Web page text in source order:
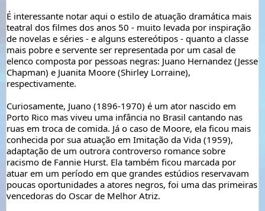
É interessante notar aqui o estilo de atuação dramática mais
teatral dos filmes dos anos 50 - muito levada por inspiração
de novelas e séries - e alguns estereótipos - quanto a classe
mais pobre e servente ser representada por um casal de
elenco composta por pessoas negras: Juano Hernandez (Jesse
Chapman) e Juanita Moore (Shirley Lorraine),
respectivamente.
Curiosamente, Juano (1896-1970) é um ator nascido em
Porto Rico mas viveu uma infância no Brasil cantando nas
ruas em troca de comida. Já o caso de Moore, ela ficou mais
conhecida por sua atuação em Imitação da Vida (1959),
adaptação de um outrora controverso romance sobre
racismo de Fannie Hurst. Ela também ficou marcada por
atuar em um período em que grandes estúdios reservavam
poucas oportunidades a atores negros, foi uma das primeiras
vencedoras do Oscar de Melhor Atriz.